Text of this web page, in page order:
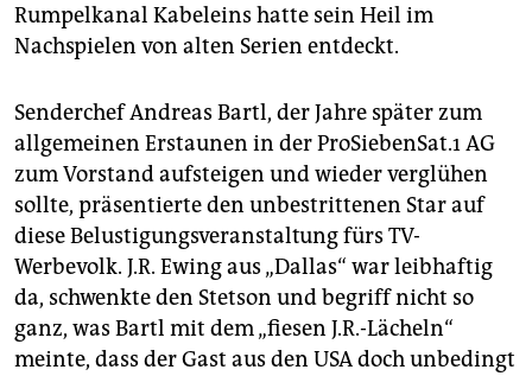
epaper login
Rumpelkanal Kabeleins hatte sein Heil im
Nachspielen von alten Serien entdeckt.
Senderchef Andreas Bartl, der Jahre später zum
allgemeinen Erstaunen in der ProSiebenSat.1 AG
zum Vorstand aufsteigen und wieder verglühen
sollte, präsentierte den unbestrittenen Star auf
diese Belustigungsveranstaltung fürs TV-
Werbevolk. J.R. Ewing aus „Dallas“ war leibhaftig
da, schwenkte den Stetson und begriff nicht so
ganz, was Bartl mit dem „fiesen J.R.-Lächeln“
meinte, dass der Gast aus den USA doch unbedingt